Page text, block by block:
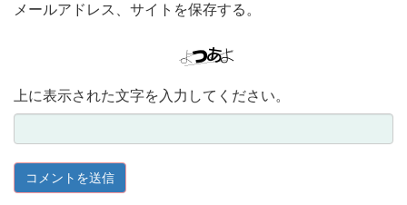
メールアドレス、サイトを保存する。
上に表示された文字を入力してください。